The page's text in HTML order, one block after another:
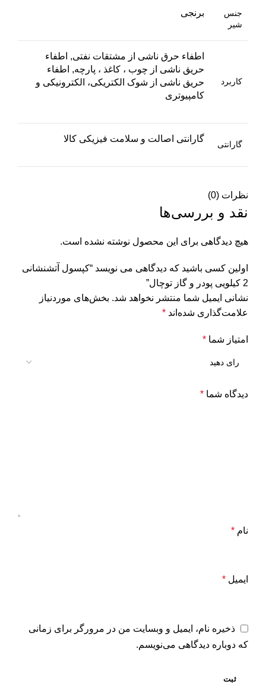
جنس
شیر
برنجی
کاربرد
اطفاء حرق ناشی از مشتقات نفتی, اطفاء
حریق ناشی از چوب ، کاغذ ، پارچه, اطفاء
حریق ناشی از شوک الکتریکی، الکترونیکی و
کامپیوتری
گارانتی
گارانتی اصالت و سلامت فیزیکی کالا
نظرات (0)
نقد و بررسی‌ها
هیچ دیدگاهی برای این محصول نوشته نشده است.
اولین کسی باشید که دیدگاهی می نویسد “کپسول آتشنشانی
2 کیلویی پودر و گاز توچال”
نشانی ایمیل شما منتشر نخواهد شد. بخش‌های موردنیاز
علامت‌گذاری شده‌اند *
امتیاز شما *
دیدگاه شما *
نام *
ایمیل *
ذخیره نام، ایمیل و وبسایت من در مرورگر برای زمانی
که دوباره دیدگاهی می‌نویسم.